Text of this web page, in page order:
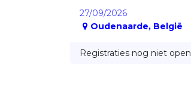
27/09/2026
Oudenaarde, België
Registraties nog niet open